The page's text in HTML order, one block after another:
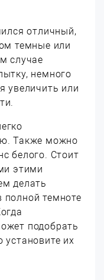
отличный,
темные или
случае
немного
увеличить или
Также можно
белого. Стоит
этими
делать
темноте
подобрать
их